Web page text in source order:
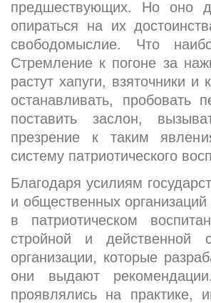
предшествующих. Но оно
опираться на их
свободомыслие. Что
Стремление к погоне за
растут хапуги, взяточники
останавливать,
поставить заслон,
презрение к таким
систему патриотического
Благодаря усилиям
и общественных
в патриотическом
стройной и действенной
организации, которые
они выдают
проявлялись на практике,